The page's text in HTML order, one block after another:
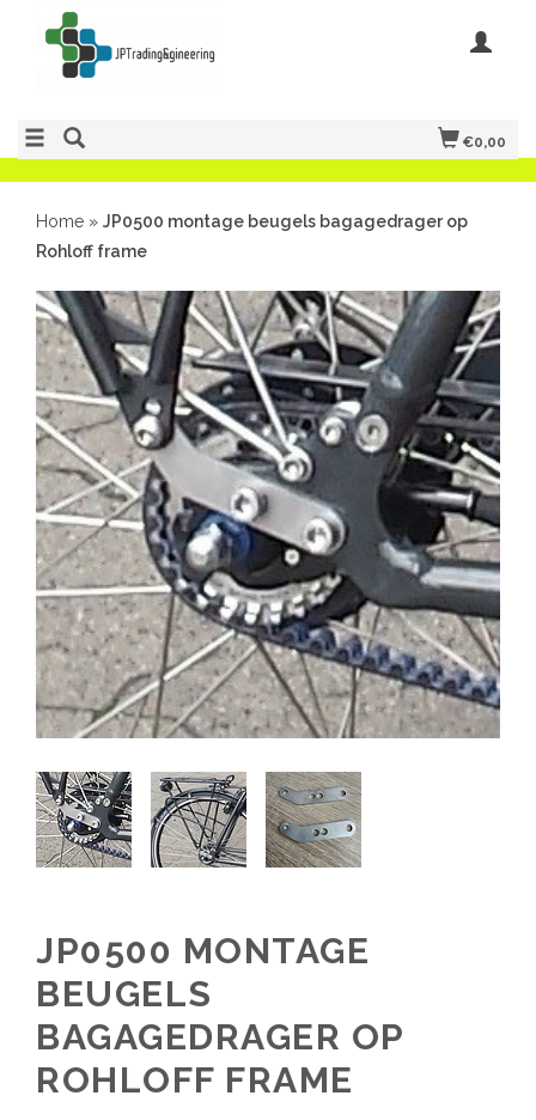
€0,00
Home » JP0500 montage beugels bagagedrager op
Rohloff frame
JP0500 MONTAGE
BEUGELS
BAGAGEDRAGER OP
ROHLOFF FRAME